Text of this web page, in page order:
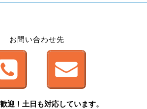
お問い合わせ先
迎！土日も対応しています。